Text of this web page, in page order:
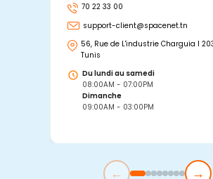
70 22 33 00
support-client@spacenet.tn
56, Rue de L'industrie Charguia I
Tunis
Du lundi au samedi
08:00AM - 07:00PM
Dimanche
09:00AM - 03:00PM
← →